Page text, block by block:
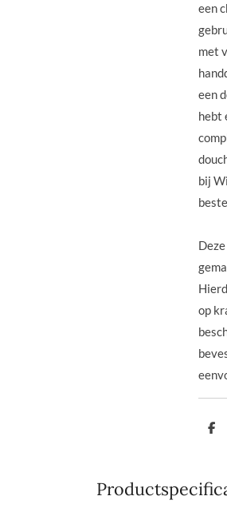
een
met
een
hebt
bij
op
D
n